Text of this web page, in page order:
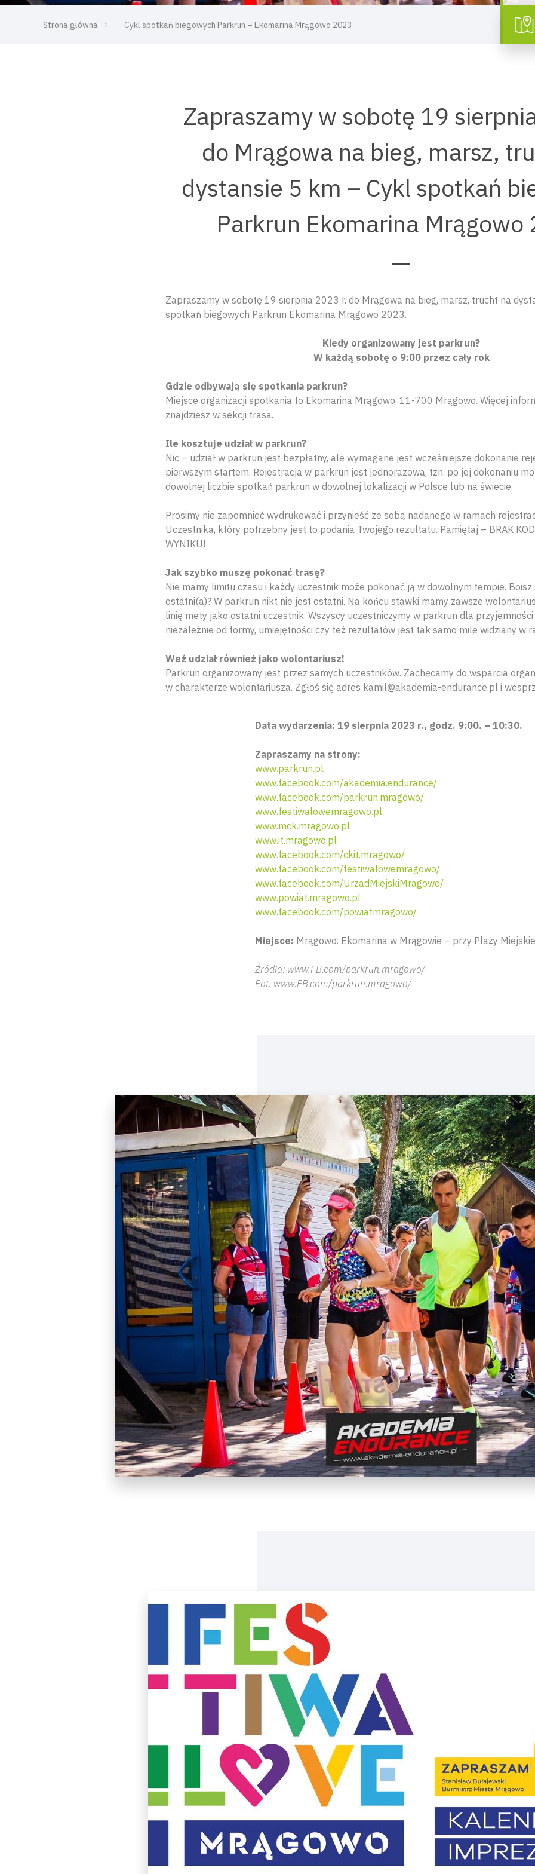
Strona główna Cykl spotkań biegowych Parkrun – Ekomarina Mrągowo 2023
Zapraszamy w sobotę 19
do Mrągowa na bieg, marsz,
dystansie 5 km – Cykl spotkań
Parkrun Ekomarina Mrągowo
Zapraszamy w sobotę 19 sierpnia 2023 r. do Mrągowa na bieg, marsz, trucht na
spotkań biegowych Parkrun Ekomarina Mrągowo 2023.
Kiedy organizowany jest parkrun?
W każdą sobotę o 9:00 przez cały rok
Gdzie odbywają się spotkania parkrun?
Miejsce organizacji spotkania to Ekomarina Mrągowo, 11-700 Mrągowo. Więcej
znajdziesz w sekcji trasa.
Ile kosztuje udział w parkrun?
Nic – udział w parkrun jest bezpłatny, ale wymagane jest wcześniejsze dokonanie
pierwszym startem. Rejestracja w parkrun jest jednorazowa, tzn. po jej dokonaniu
dowolnej liczbie spotkań parkrun w dowolnej lokalizacji w Polsce lub na świecie.
Prosimy nie zapomnieć wydrukować i przynieść ze sobą nadanego w ramach
Uczestnika, który potrzebny jest to podania Twojego rezultatu. Pamiętaj – BRAK
WYNIKU!
Jak szybko muszę pokonać trasę?
Nie mamy limitu czasu i każdy uczestnik może pokonać ją w dowolnym tempie. Boisz
ostatni(a)? W parkrun nikt nie jest ostatni. Na końcu stawki mamy zawsze
linię mety jako ostatni uczestnik. Wszyscy uczestniczymy w parkrun dla
niezależnie od formy, umiejętności czy też rezultatów jest tak samo mile widziany w
Weź udział również jako wolontariusz!
Parkrun organizowany jest przez samych uczestników. Zachęcamy do wsparcia
w charakterze wolontariusza. Zgłoś się adres kamil@akademia-endurance.pl i
Data wydarzenia: 19 sierpnia 2023 r., godz. 9:00. – 10:30.
Zapraszamy na strony:
www.parkrun.pl
www.facebook.com/akademia.endurance/
www.facebook.com/parkrun.mragowo/
www.festiwalowemragowo.pl
www.mck.mragowo.pl
www.it.mragowo.pl
www.facebook.com/ckit.mragowo/
www.facebook.com/festiwalowemragowo/
www.facebook.com/UrzadMiejskiMragowo/
www.powiat.mragowo.pl
www.facebook.com/powiatmragowo/
Miejsce: Mrągowo. Ekomarina w Mrągowie – przy Plaży
Źródło: www.FB.com/parkrun.mragowo/
Fot. www.FB.com/parkrun.mragowo/